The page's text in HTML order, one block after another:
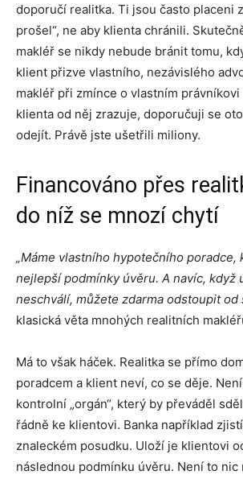
doporučí realitka. Ti jsou často placeni
prošel“, ne aby klienta chránili.
makléř se nikdy nebude bránit tomu,
klient přizve vlastního, nezávislého
makléř při zmínce o vlastním
klienta od něj zrazuje, doporučuji se
odejít. Právě jste ušetřili miliony.
Financováno přes
do níž se mnozí chytí
„Máme vlastního hypotečního poradce,
nejlepší podmínky úvěru. A navíc, když
neschválí, můžete zdarma odstoupit od
klasická věta mnohých realitních
Má to však háček. Realitka se přímo
poradcem a klient neví, co se děje.
kontrolní „orgán“, který by převáděl
řádně ke klientovi. Banka například
znaleckém posudku. Uloží je klientovi
následnou podmínku úvěru. Není to nic